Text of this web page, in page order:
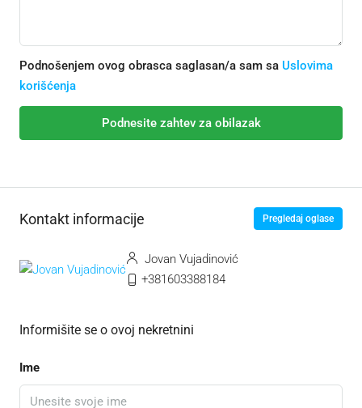
Podnošenjem ovog obrasca saglasan/a sam sa Uslovima
korišćenja
Podnesite zahtev za obilazak
Kontakt informacije Pregledaj oglase
Jovan Vujadinović
+381603388184
Informišite se o ovoj nekretnini
Ime